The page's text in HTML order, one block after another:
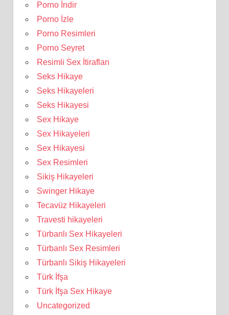
Porno İndir
Porno İzle
Porno Resimleri
Porno Seyret
Resimli Sex İtirafları
Seks Hikaye
Seks Hikayeleri
Seks Hikayesi
Sex Hikaye
Sex Hikayeleri
Sex Hikayesi
Sex Resimleri
Sikiş Hikayeleri
Swinger Hikaye
Tecavüz Hikayeleri
Travesti hikayeleri
Türbanlı Sex Hikayeleri
Türbanlı Sex Resimleri
Türbanlı Sikiş Hikayeleri
Türk İfşa
Türk İfşa Sex Hikaye
Uncategorized